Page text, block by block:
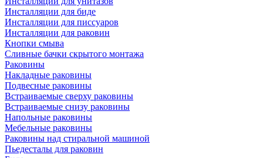
Инсталляции для биде
Инсталляции для писсуаров
Инсталляции для раковин
Кнопки смыва
Сливные бачки скрытого монтажа
Раковины
Накладные раковины
Подвесные раковины
Встраиваемые сверху раковины
Встраиваемые снизу раковины
Напольные раковины
Мебельные раковины
Раковины над стиральной машиной
Пьедесталы для раковин